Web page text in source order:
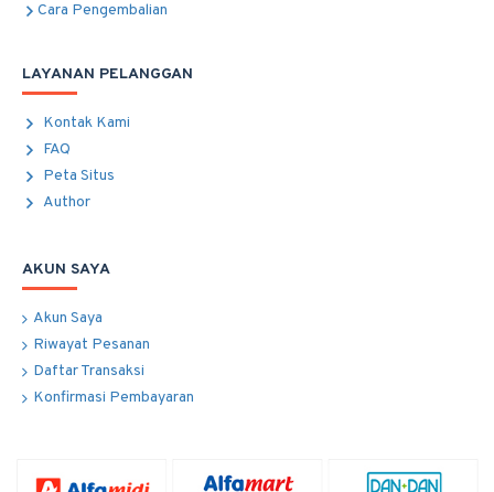
Cara Pengembalian
LAYANAN PELANGGAN
Kontak Kami
FAQ
Peta Situs
Author
AKUN SAYA
Akun Saya
Riwayat Pesanan
Daftar Transaksi
Konfirmasi Pembayaran